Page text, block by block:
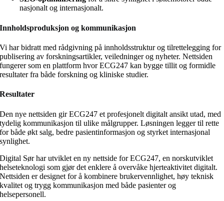
nasjonalt og internasjonalt.
Innholdsproduksjon og kommunikasjon
Vi har bidratt med rådgivning på innholdsstruktur og tilrettelegging for
publisering av forskningsartikler, veiledninger og nyheter. Nettsiden
fungerer som en plattform hvor ECG247 kan bygge tillit og formidle
resultater fra både forskning og kliniske studier.
Resultater
Den nye nettsiden gir ECG247 et profesjonelt digitalt ansikt utad, med
tydelig kommunikasjon til ulike målgrupper. Løsningen legger til rette
for både økt salg, bedre pasientinformasjon og styrket internasjonal
synlighet.
Digital Sør har utviklet en ny nettside for ECG247, en norskutviklet
helseteknologi som gjør det enklere å overvåke hjerteaktivitet digitalt.
Nettsiden er designet for å kombinere brukervennlighet, høy teknisk
kvalitet og trygg kommunikasjon med både pasienter og
helsepersonell.